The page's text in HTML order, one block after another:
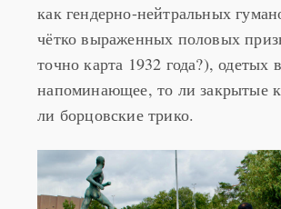
как гендерно-нейтральных
чётко выраженных половых
точно карта 1932 года?), одетых
напоминающее, то ли закрытые
ли борцовские трико.